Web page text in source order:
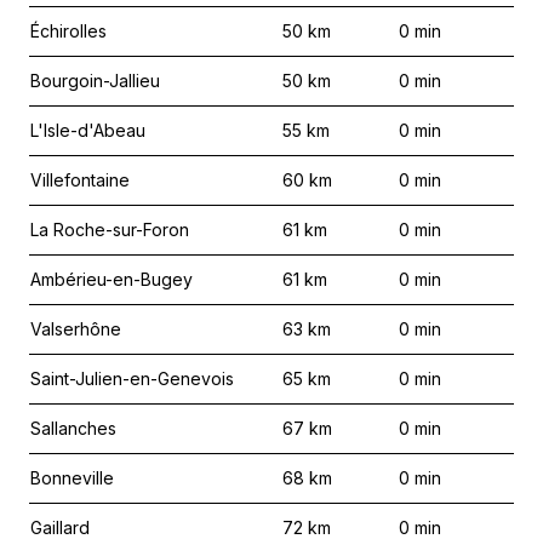
Échirolles 50 km 0 min
Bourgoin-Jallieu 50 km 0 min
L'Isle-d'Abeau 55 km 0 min
Villefontaine 60 km 0 min
La Roche-sur-Foron 61 km 0 min
Ambérieu-en-Bugey 61 km 0 min
Valserhône 63 km 0 min
Saint-Julien-en-Genevois 65 km 0 min
Sallanches 67 km 0 min
Bonneville 68 km 0 min
Gaillard 72 km 0 min